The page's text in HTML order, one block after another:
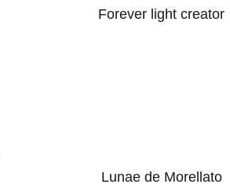
Forever light creator
Lunae de Morellato